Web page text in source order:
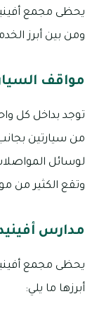
ومن بين أبرز
مواقف
من سيارتين
وتقع الكثير من
مدارس أفينيدا
أبرزها ما يلي: